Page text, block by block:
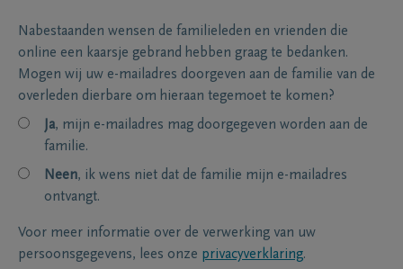
Nabestaanden wensen de familieleden en vrienden die
online een kaarsje gebrand hebben graag te bedanken.
Mogen wij uw e-mailadres doorgeven aan de familie van de
overleden dierbare om hieraan tegemoet te komen?
Ja, mijn e-mailadres mag doorgegeven worden aan de
familie.
Neen, ik wens niet dat de familie mijn e-mailadres
ontvangt.
Voor meer informatie over de verwerking van uw
persoonsgegevens, lees onze privacyverklaring.